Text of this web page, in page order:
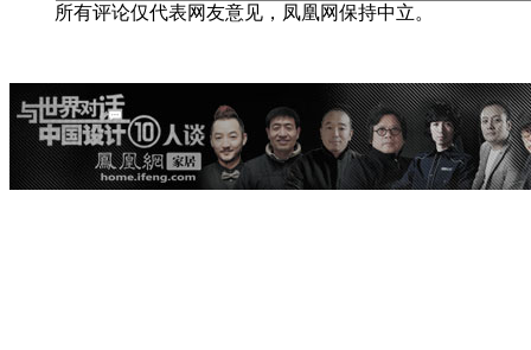
所有评论仅代表网友意见，凤凰网保持中立。